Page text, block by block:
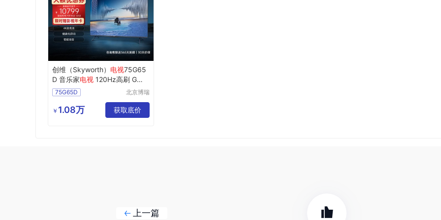
创维（Skyworth） 电视75G65
D 音乐家电视 120Hz高刷 G画
质引擎 3+128GB大内存 电视
75G65D
北京博瑞
工程有限
公司
￥ 1.08万 获取底价
上一篇